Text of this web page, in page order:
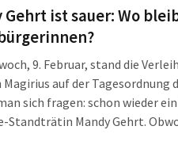
Strompreisen an der Börse
Und auch in Leipzig
Gehrt ist sauer: Wo
9. Februar, stand die
Magirius auf der Tagesordnung
sich fragen: schon wieder
Standträtin Mandy Gehrt.